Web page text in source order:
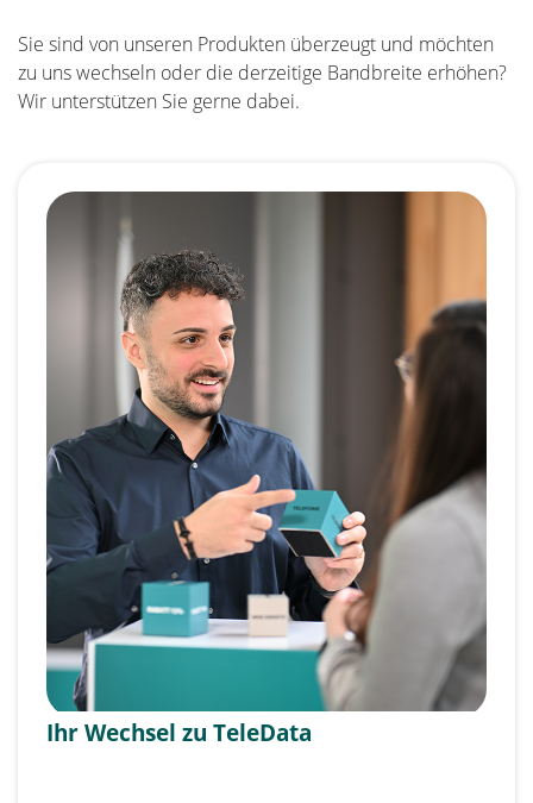
Sie sind von unseren Produkten überzeugt und möchten
zu uns wechseln oder die derzeitige Bandbreite erhöhen?
Wir unterstützen Sie gerne dabei.
Ihr Wechsel zu TeleData